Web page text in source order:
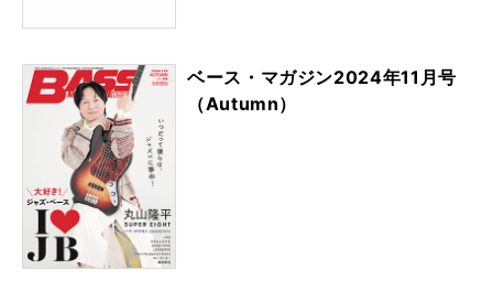
ベース・マガジン2024年11月号
（Autumn）